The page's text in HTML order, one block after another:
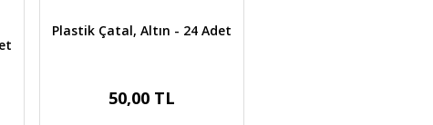
Plastik Çatal, Altın - 24 Adet
50,00 TL